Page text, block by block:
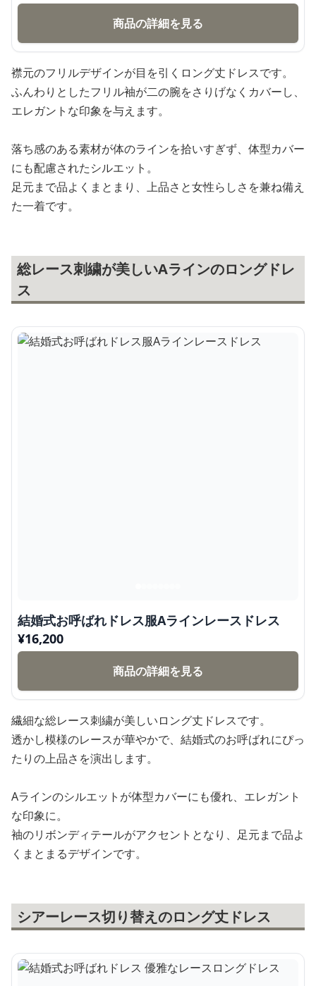
商品の詳細を見る
襟元のフリルデザインが目を引くロング丈ドレスです。
ふんわりとしたフリル袖が二の腕をさりげなくカバーし、
エレガントな印象を与えます。
落ち感のある素材が体のラインを拾いすぎず、体型カバー
にも配慮されたシルエット。
足元まで品よくまとまり、上品さと女性らしさを兼ね備え
た一着です。
総レース刺繍が美しいAラインのロングドレ
ス
結婚式お呼ばれドレス服Aラインレースドレス
¥16,200
商品の詳細を見る
繊細な総レース刺繍が美しいロング丈ドレスです。
透かし模様のレースが華やかで、結婚式のお呼ばれにぴっ
たりの上品さを演出します。
Aラインのシルエットが体型カバーにも優れ、エレガント
な印象に。
袖のリボンディテールがアクセントとなり、足元まで品よ
くまとまるデザインです。
シアーレース切り替えのロング丈ドレス